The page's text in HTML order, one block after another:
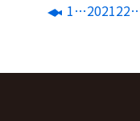
1…202122